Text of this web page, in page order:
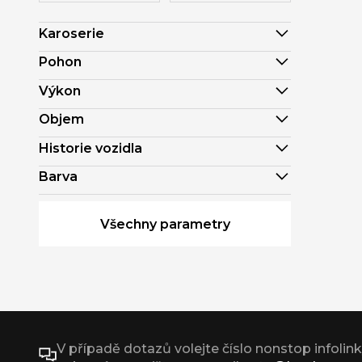
Karoserie
Pohon
Výkon
Objem
Historie vozidla
Barva
Všechny parametry
V případě dotazů volejte číslo nonstop